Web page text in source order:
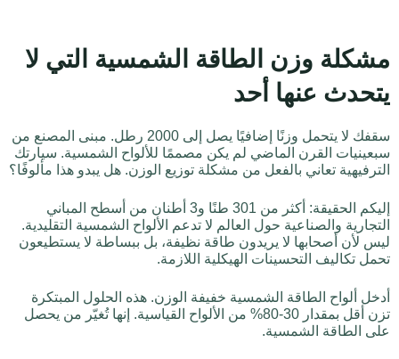
مشكلة وزن الطاقة الشمسية التي لا
يتحدث عنها أحد
سقفك لا يتحمل وزنًا إضافيًا يصل إلى 2000 رطل. مبنى المصنع من
سبعينيات القرن الماضي لم يكن مصممًا للألواح الشمسية. سيارتك
الترفيهية تعاني بالفعل من مشكلة توزيع الوزن. هل يبدو هذا مألوفًا؟
إليكم الحقيقة: أكثر من 301 طنًا و3 أطنان من أسطح المباني
التجارية والصناعية حول العالم لا تدعم الألواح الشمسية التقليدية.
ليس لأن أصحابها لا يريدون طاقة نظيفة، بل ببساطة لا يستطيعون
تحمل تكاليف التحسينات الهيكلية اللازمة.
أدخل ألواح الطاقة الشمسية خفيفة الوزن. هذه الحلول المبتكرة
تزن أقل بمقدار 30-80% من الألواح القياسية. إنها تُغيّر من يحصل
على الطاقة الشمسية.